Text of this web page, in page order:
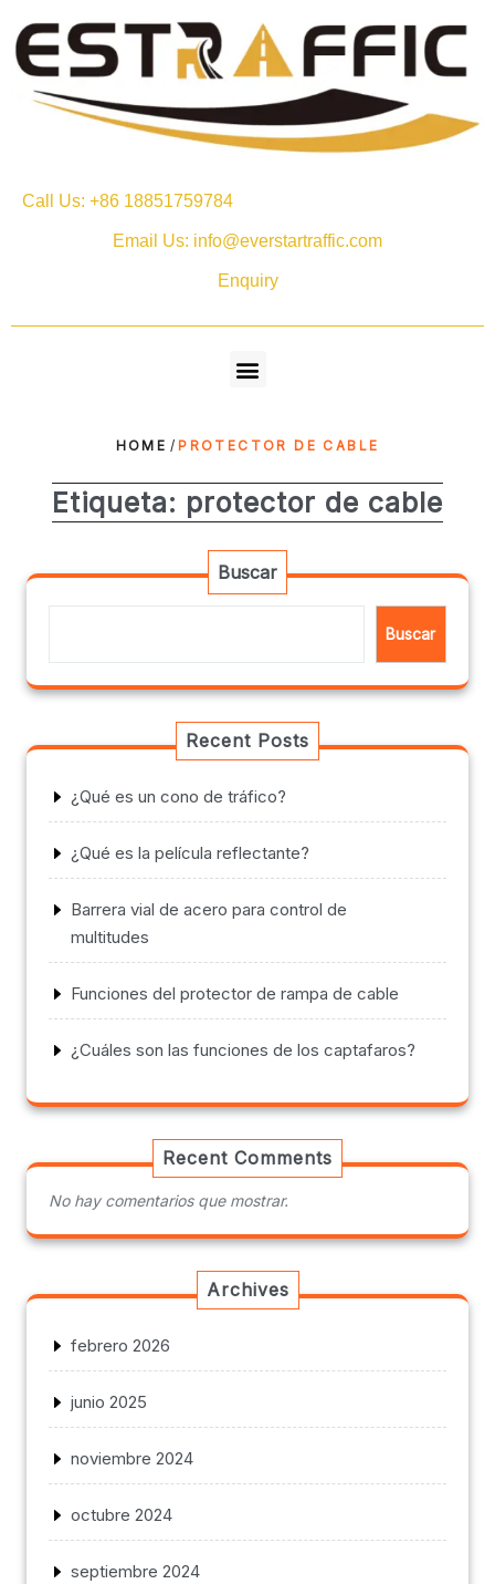
Call Us: +86 18851759784
Email Us: info@everstartraffic.com
Enquiry
HOME / PROTECTOR DE CABLE
Etiqueta: protector de cable
Buscar
Buscar
Recent Posts
¿Qué es un cono de tráfico?
¿Qué es la película reflectante?
Barrera vial de acero para control de
multitudes
Funciones del protector de rampa de cable
¿Cuáles son las funciones de los captafaros?
Recent Comments
No hay comentarios que mostrar.
Archives
febrero 2026
junio 2025
noviembre 2024
octubre 2024
septiembre 2024